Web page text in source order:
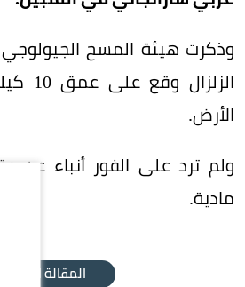
وذكرت هيئة المسح الجيولوجي
الأرض.
ولم ترد على الفور أنباء عن
مادية.
المقالة التالية